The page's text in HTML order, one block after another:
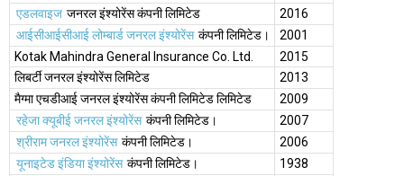
एडलवाइज जनरल इंश्योरेंस कंपनी लिमिटेड
2016
आईसीआईसीआई लोम्बार्ड जनरल इंश्योरेंस कंपनी लिमिटेड।
2001
Kotak Mahindra General Insurance Co. Ltd.
2015
लिबर्टी जनरल इंश्योरेंस लिमिटेड
2013
मैग्मा एचडीआई जनरल इंश्योरेंस कंपनी लिमिटेड लिमिटेड
2009
रहेजा क्यूबीई जनरल इंश्योरेंस कंपनी लिमिटेड।
2007
श्रीराम जनरल इंश्योरेंस कंपनी लिमिटेड।
2006
यूनाइटेड इंडिया इंश्योरेंस कंपनी लिमिटेड।
1938